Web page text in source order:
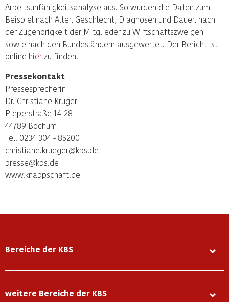
Arbeitsunfähigkeitsanalyse aus. So wurden die Daten zum
Beispiel nach Alter, Geschlecht, Diagnosen und Dauer, nach
der Zugehörigkeit der Mitglieder zu Wirtschaftszweigen
sowie nach den Bundesländern ausgewertet. Der Bericht ist
online hier zu finden.
Pressekontakt
Pressesprecherin
Dr. Christiane Krüger
Pieperstraße 14-28
44789 Bochum
Tel. 0234 304 - 85200
christiane.krueger@kbs.de
presse@kbs.de
www.knappschaft.de
Bereiche der KBS
weitere Bereiche der KBS